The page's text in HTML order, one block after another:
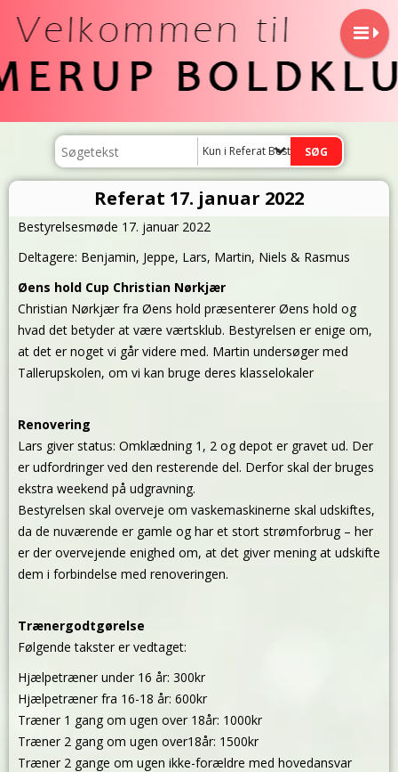
Kun i Referat Bestyrelsemøde
Referat 17. januar 2022
Bestyrelsesmøde 17. januar 2022
Deltagere: Benjamin, Jeppe, Lars, Martin, Niels & Rasmus
Øens hold Cup Christian Nørkjær
Christian Nørkjær fra Øens hold præsenterer Øens hold og
hvad det betyder at være værtsklub. Bestyrelsen er enige om,
at det er noget vi går videre med. Martin undersøger med
Tallerupskolen, om vi kan bruge deres klasselokaler
Renovering
Lars giver status: Omklædning 1, 2 og depot er gravet ud. Der
er udfordringer ved den resterende del. Derfor skal der bruges
ekstra weekend på udgravning.
Bestyrelsen skal overveje om vaskemaskinerne skal udskiftes,
da de nuværende er gamle og har et stort strømforbrug – her
er der overvejende enighed om, at det giver mening at udskifte
dem i forbindelse med renoveringen.
Trænergodtgørelse
Følgende takster er vedtaget:
Hjælpetræner under 16 år: 300kr
Hjælpetræner fra 16-18 år: 600kr
Træner 1 gang om ugen over 18år: 1000kr
Træner 2 gang om ugen over18år: 1500kr
Træner 2 gange om ugen ikke-forældre med hovedansvar